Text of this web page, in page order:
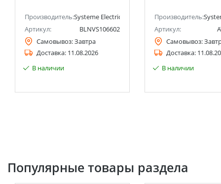
Schneider Electric)
Производитель:Systeme Electric (ранее Schneider Electric)
Артикул:
BLNVS106602
Самовывоз:Завтра
Доставка: 11.08.2026
В наличии
Производитель:
Артикул:
Самовывоз:
Доставка:
В наличии
Популярные товары раздела